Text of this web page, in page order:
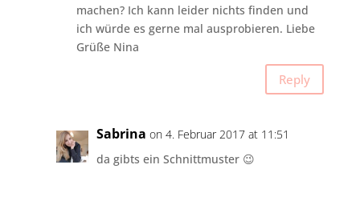
machen? Ich kann leider nichts finden und
ich würde es gerne mal ausprobieren. Liebe
Grüße Nina
Reply
Sabrina on 4. Februar 2017 at 11:51
da gibts ein Schnittmuster 😉